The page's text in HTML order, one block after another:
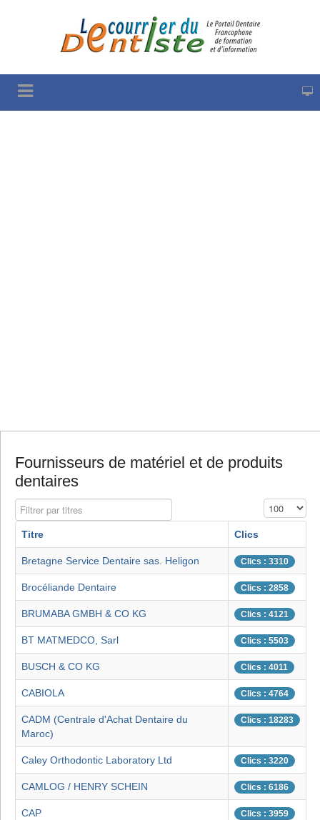
Fournisseurs de matériel et de produits
dentaires
Filtrer par titres Affichage #
Titre Clics
Bretagne Service Dentaire sas. Heligon Clics : 3310
Brocéliande Dentaire Clics : 2858
BRUMABA GMBH & CO KG Clics : 4121
BT MATMEDCO, Sarl Clics : 5503
BUSCH & CO KG Clics : 4011
CABIOLA Clics : 4764
CADM (Centrale d'Achat Dentaire du
Maroc)
Clics : 18283
Caley Orthodontic Laboratory Ltd Clics : 3220
CAMLOG / HENRY SCHEIN Clics : 6186
CAP Clics : 3959